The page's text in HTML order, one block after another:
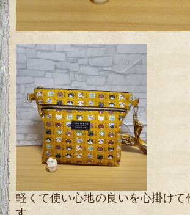
軽くて使い心地の良いを心掛けて